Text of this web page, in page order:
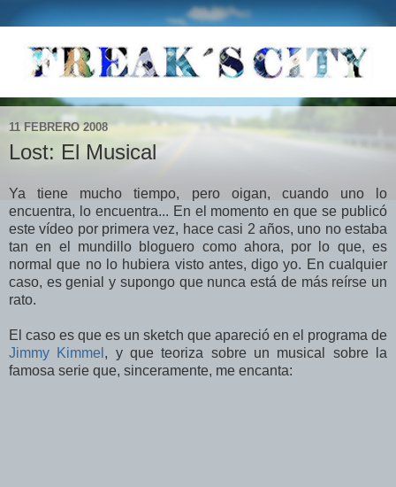
11 FEBRERO 2008
Lost: El Musical
Ya tiene mucho tiempo, pero oigan, cuando uno lo
encuentra, lo encuentra... En el momento en que se publicó
este vídeo por primera vez, hace casi 2 años, uno no estaba
tan en el mundillo bloguero como ahora, por lo que, es
normal que no lo hubiera visto antes, digo yo. En cualquier
caso, es genial y supongo que nunca está de más reírse un
rato.
El caso es que es un sketch que apareció en el programa de
Jimmy Kimmel , y que teoriza sobre un musical sobre la
famosa serie que, sinceramente, me encanta: